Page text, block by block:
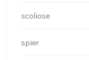
scoliose
spier